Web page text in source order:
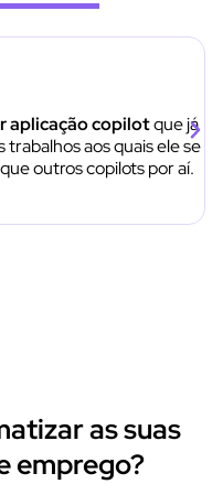
aplicação copilotque já
aos quais ele se
outros copilots por aí.
as suas
emprego?